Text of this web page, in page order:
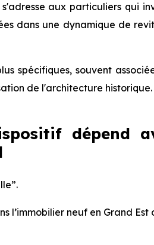
s'adresse aux particuliers qui
dans une dynamique de
spécifiques, souvent
de l'architecture historique.
dépend
l’immobilier neuf en Grand